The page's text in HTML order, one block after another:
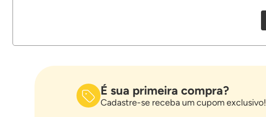
É sua primeira compra?
Cadastre-se receba um cupom exclusivo!